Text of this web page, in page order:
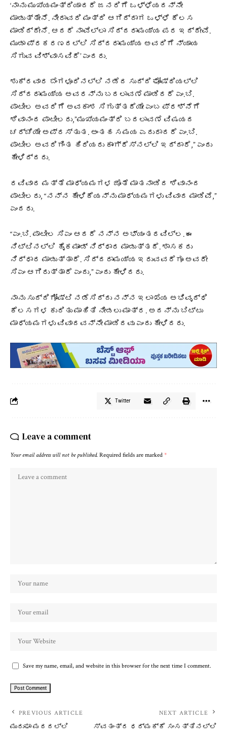
‘ನಾನು ಮುಖ್ಯಮಂತ್ರಿಯಾದರೆ ಜನರಿಗೆ ಒಳ್ಳೆಯದನ್ನೇ
ಮಾಡುತ್ತೇನೆ. ನೀರಾವರಿ ಮಂತ್ರಿ ಆಗಿದ್ದಾಗ ಒಳ್ಳೆ ಕೆಲಸ
ಮಾಡಿದ್ದೇನೆ. ಆದರೆ ನಾವೆಲ್ಲಾ ಸಿದ್ದರಾಮಯ್ಯ ಪರ ಇದ್ದೇವೆ.
ಮುಡಾ ಪ್ರಕರಣದಲ್ಲಿ ಸಿದ್ದರಾಮಯ್ಯ ಅವರಿಗೆ ನ್ಯಾಯ
ಸಿಗುವ ವಿಶ್ವಾಸವಿದೆ’ ಎಂದರು.
ಶುಕ್ರವಾರ ಬೆಂಗಳೂರಿನಲ್ಲಿ ನಡೆದ ಸುದ್ದಿ ಘೋಷ್ಠಿಯಲ್ಲಿ
ಸಿದ್ದರಾಮಯ್ಯ ಅವರನ್ನು ಬದಲಾವಣೆ ಮಾಡಿದರೆ ಎಂ.ಬಿ.
ಪಾಟೀಲ ಅವರಿಗೆ ಅವಕಾಶ ಸಿಗುತ್ತದೆಯೇ ಎಂಬ ಪ್ರಶ್ನೆಗೆ
ಶಿವಾನಂದ ಪಾಟೀಲರು,”ಮುಖ್ಯಮಂತ್ರಿ ಬದಲಾವಣೆ ವಿಷಯದ
ಚರ್ಚೆಯೇ ಅಪ್ರಸ್ತುತ. ಅಂತಹ ಸಮಯ ಎದುರಾದರೆ ಎಂ.ಬಿ.
ಪಾಟೀಲ ಅವರಿಗಿಂತ ಹಿರಿಯರು ಕಾಂಗ್ರೆಸ್‌ನಲ್ಲಿ ಇದ್ದಾರೆ,” ಎಂದು
ಹೇಳಿದ್ದರು.
ರವಿವಾರ ಮತ್ತೆ ಮಾಧ್ಯಮಗಳ ಜೊತೆ ಮಾತನಾಡಿದ ಶಿವಾನಂದ
ಪಾಟೀಲರು, “ನನ್ನ ಹೇಳಿಕೆಯನ್ನು ಮಾಧ್ಯಮಗಳು ವಿವಾದ ಮಾಡಿವೆ,”
ಎಂದರು.
“ಎಂ.ಬಿ. ಪಾಟೀಲ ಸಿಎಂ ಆದರೆ ನನ್ನ ಅಭ್ಯಂತರವಿಲ್ಲ. ಈ
ನಿಟ್ಟಿನಲ್ಲಿ ಹೈಕಮಾಂಡ್ ನಿರ್ಧಾರ ಮಾಡುತ್ತದೆ. ಶಾಸಕರು
ನಿರ್ಧಾರ ಮಾಡುತ್ತಾರೆ. ಸಿದ್ದರಾಮಯ್ಯ ಇರುವವರೆಗೂ ಅವರೇ
ಸಿಎಂ ಆಗಿರುತ್ತಾರೆ ಎಂದು,” ಎಂದು ಹೇಳಿದರು.
ನಾನು ಸುದ್ದಿಗೋಷ್ಟಿ ನಡೆಸಿದ್ದು ನನ್ನ ಇಲಾಖೆಯ ಅಭಿವೃದ್ಧಿ
ಕೆಲಸಗಳ ಕುರಿತು ಮಾಹಿತಿ ನೀಡಲು ಮಾತ್ರ. ಅದನ್ನು ಬಿಟ್ಟು
ಮಾಧ್ಯಮಗಳು ವಿವಾದವನ್ನೇ ಮಾಡಿದವು ಎಂದು ಹೇಳಿದರು.
Twitter
Leave a comment
Your email address will not be published. Required fields are marked *
Save my name, email, and website in this browser for the next time I comment.
PREVIOUS ARTICLE
ಮುರುಘಾ ಮಠದಲ್ಲಿ
NEXT ARTICLE
ಸ್ವತಂತ್ರ ಧರ್ಮಕ್ಕೆ ಸಂಸತ್ತಿನಲ್ಲಿ